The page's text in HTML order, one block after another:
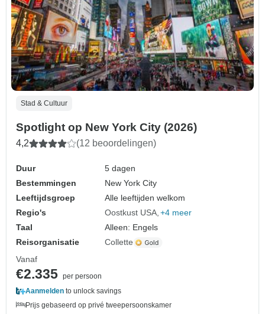
Stad & Cultuur
Spotlight op New York City (2026)
4,2 (12 beoordelingen)
Duur
5 dagen
Bestemmingen
New York City
Leeftijdsgroep
Alle leeftijden welkom
Regio's
Oostkust USA +4 meer
Taal
Alleen: Engels
Reisorganisatie
Collette
Vanaf
€2.335 per persoon
Aanmelden to unlock savings
Prijs gebaseerd op privé tweepersoonskamer